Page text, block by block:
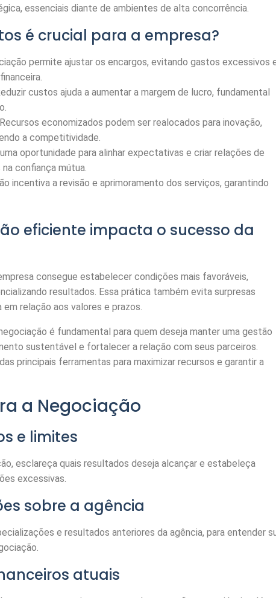
essenciais diante de ambientes de alta concorrência.
é crucial para a empresa?
permite ajustar os encargos, evitando gastos excessivos
custos ajuda a aumentar a margem de lucro, fundamental
Recursos economizados podem ser realocados para inovação,
a competitividade.
uma oportunidade para alinhar expectativas e criar relações de
confiança mútua.
incentiva a revisão e aprimoramento dos serviços, garantindo
eficiente impacta o sucesso da
consegue estabelecer condições mais favoráveis,
resultados. Essa prática também evita surpresas
relação aos valores e prazos.
é fundamental para quem deseja manter uma gestão
sustentável e fortalecer a relação com seus parceiros.
principais ferramentas para maximizar recursos e garantir a
a Negociação
e limites
esclareça quais resultados deseja alcançar e estabeleça
excessivas.
sobre a agência
e resultados anteriores da agência, para entender
atuais